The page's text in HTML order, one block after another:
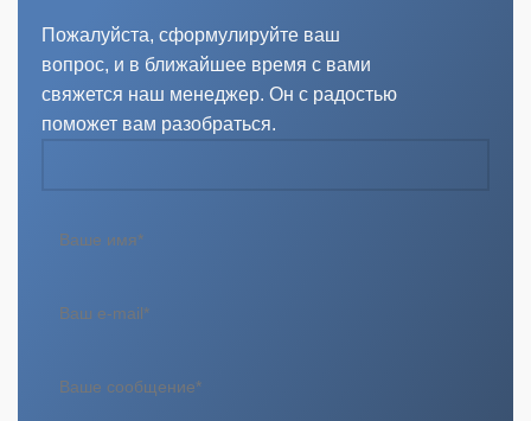
Пожалуйста, сформулируйте ваш
вопрос, и в ближайшее время с вами
свяжется наш менеджер. Он с радостью
поможет вам разобраться.